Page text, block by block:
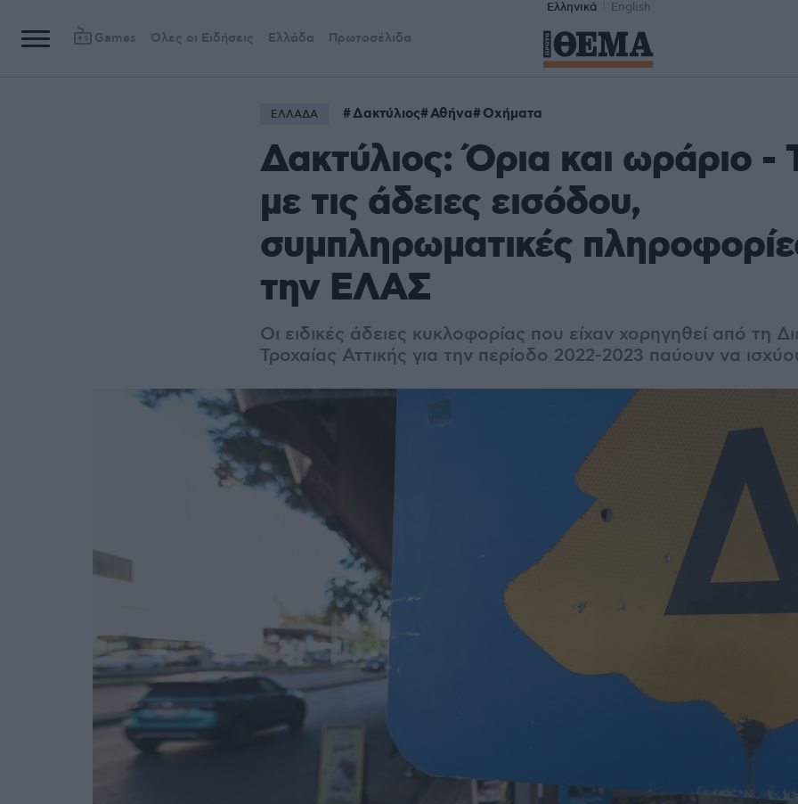
Ελληνικά English
Games Όλες οι Ειδήσεις Ελλάδα Πρωτοσέλιδα
ΕΛΛΑΔΑ Δακτύλιος Αθήνα Οχήματα
Δακτύλιος: Όρια και ωράριο -
με τις άδειες εισόδου,
συμπληρωματικές
την ΕΛΑΣ
Οι ειδικές άδειες κυκλοφορίας που είχαν χορηγηθεί από τη
Τροχαίας Αττικής για την περίοδο 2022-2023 παύουν να